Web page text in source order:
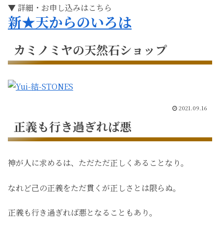
▼ 詳細・お申し込みはこちら
新★天からのいろは
カミノミヤの天然石ショップ
2021.09.16
正義も行き過ぎれば悪
神が人に求めるは、ただただ正しくあることなり。
なれど己の正義をただ貫くが正しさとは限らぬ。
正義も行き過ぎれば悪となることもあり。